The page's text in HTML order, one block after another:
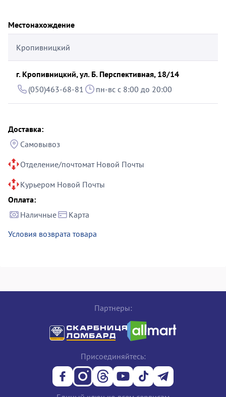
Местонахождение
Кропивницкий
г. Кропивницкий, ул. Б. Перспективная, 18/14
(050)463-68-81
пн-вс с 8:00 до 20:00
Доставка:
Самовывоз
Отделение/почтомат Новой Почты
Курьером Новой Почты
Оплата:
Наличные
Карта
Условия возврата товара
Партнеры:
Присоединяйтесь: